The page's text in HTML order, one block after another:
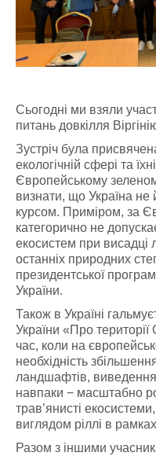
Сьогодні ми взяли
питань довкілля
Зустріч була
екологічній сфері та
Європейському
визнати, що Україна
курсом. Приміром, за
категорично не
екосистем при висадці
останніх природних
президентської
України.
Також в Україні
України «Про
час, коли на
необхідність
ландшафтів, виведення
навпаки − масштабно
трав’янисті
виглядом ріллі в
Разом з іншими